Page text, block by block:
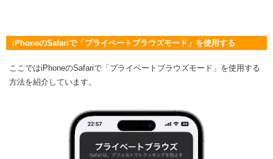
iPhoneのSafariで「プライベートブラウズモード」を使用する
ここではiPhoneのSafariで「プライベートブラウズモード」を使用する
方法を紹介しています。